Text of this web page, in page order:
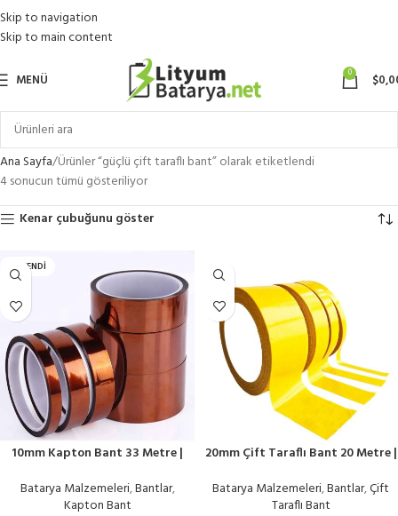
Skip to navigation
Skip to main content
MENÜ 0 $
Ana Sayfa Ürünler “güçlü çift taraflı bant” olarak etiketlendi
4 sonucun tümü gösteriliyor
Kenar çubuğunu göster
TÜKENDI
10mm Kapton Bant 33 Metre |
Batarya Malzemeleri,Bantlar,
Kapton Bant
20mm Çift Taraflı Bant 20 Metre |
Batarya Malzemeleri,Bantlar,Çift
Taraflı Bant